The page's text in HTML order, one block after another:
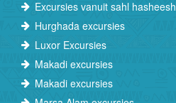
Excursies vanuit sahl hasheesh
Hurghada excursies
Luxor Excursies
Makadi excursies
Makadi excursies